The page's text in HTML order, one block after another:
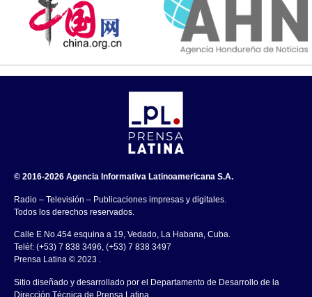
© 2016-2026 Agencia Informativa Latinoamericana S.A.
Radio – Televisión – Publicaciones impresas y digitales.
Todos los derechos reservados.
Calle E No.454 esquina a 19, Vedado, La Habana, Cuba.
Teléf: (+53) 7 838 3496, (+53) 7 838 3497
Prensa Latina © 2023 .
Sitio diseñado y desarrollado por el Departamento de Desarrollo de la
Dirección Técnica de Prensa Latina.